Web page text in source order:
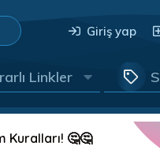
Giriş yap
Linkler
Kuralları! 🤔🤔